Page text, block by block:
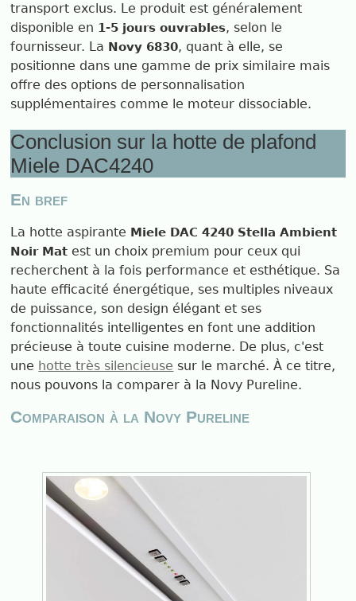
transport exclus. Le produit est généralement
disponible en 1-5 jours ouvrables, selon le
fournisseur. La Novy 6830, quant à elle, se
positionne dans une gamme de prix similaire mais
offre des options de personnalisation
supplémentaires comme le moteur dissociable.
Conclusion sur la hotte de plafond
Miele DAC4240
En bref
La hotte aspirante Miele DAC 4240 Stella Ambient
Noir Mat est un choix premium pour ceux qui
recherchent à la fois performance et esthétique. Sa
haute efficacité énergétique, ses multiples niveaux
de puissance, son design élégant et ses
fonctionnalités intelligentes en font une addition
précieuse à toute cuisine moderne. De plus, c'est
une hotte très silencieuse sur le marché. À ce titre,
nous pouvons la comparer à la Novy Pureline.
Comparaison à la Novy Pureline